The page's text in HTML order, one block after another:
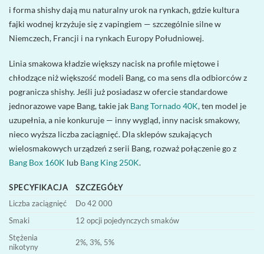
i forma shishy dają mu naturalny urok na rynkach, gdzie kultura
fajki wodnej krzyżuje się z vapingiem — szczególnie silne w
Niemczech, Francji i na rynkach Europy Południowej.
Linia smakowa kładzie większy nacisk na profile miętowe i
chłodzące niż większość modeli Bang, co ma sens dla odbiorców z
pogranicza shishy. Jeśli już posiadasz w ofercie standardowe
jednorazowe vape Bang, takie jak Bang Tornado 40K, ten model je
uzupełnia, a nie konkuruje — inny wygląd, inny nacisk smakowy,
nieco wyższa liczba zaciągnięć. Dla sklepów szukających
wielosmakowych urządzeń z serii Bang, rozważ połączenie go z
Bang Box 160K lub Bang King 250K.
SPECYFIKACJA
SZCZEGÓŁY
Liczba zaciągnięć
Do 42 000
Smaki
12 opcji pojedynczych smaków
Stężenia
nikotyny
2%, 3%, 5%